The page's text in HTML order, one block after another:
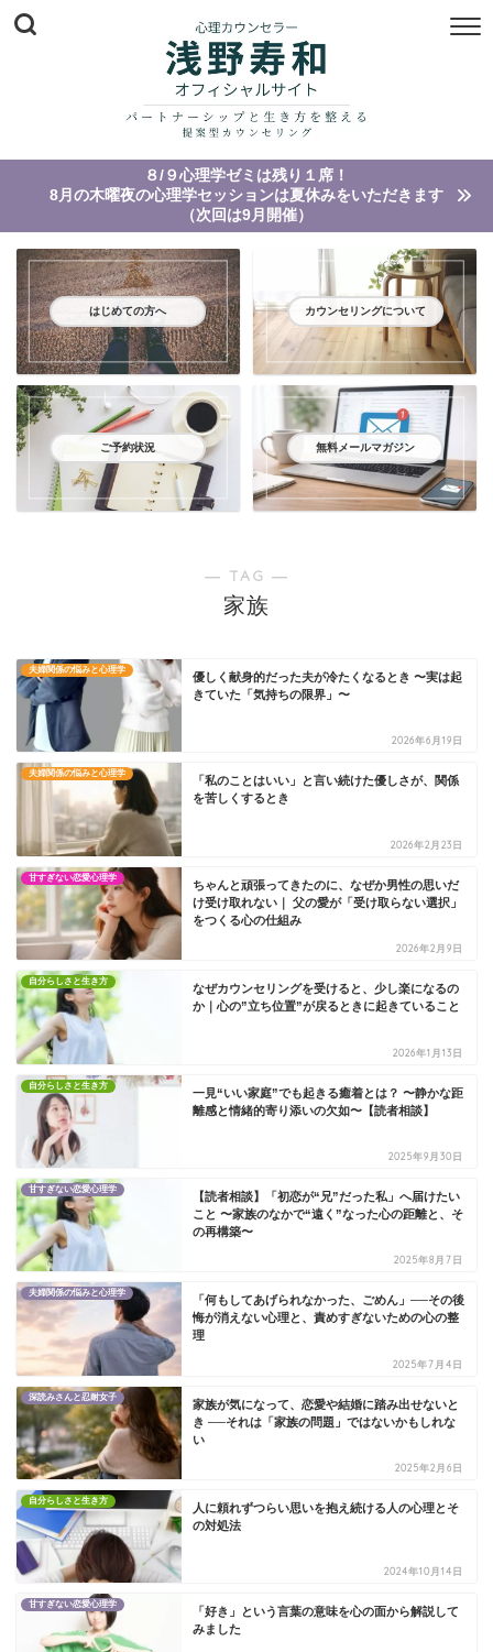
８/９心理学ゼミは残り１席！
8月の木曜夜の心理学セッションは夏休みをいただきます
（次回は9月開催）
はじめての方へ カウンセリングについて
ご予約状況 無料メールマガジン
― TAG ―
家族
夫婦関係の悩みと心理学
優しく献身的だった夫が冷たくなるとき 〜実は起
きていた「気持ちの限界」〜
2026年6月19日
夫婦関係の悩みと心理学
「私のことはいい」と言い続けた優しさが、関係
を苦しくするとき
2026年2月23日
甘すぎない恋愛心理学
ちゃんと頑張ってきたのに、なぜか男性の思いだ
け受け取れない｜ 父の愛が「受け取らない選択」
をつくる心の仕組み
2026年2月9日
自分らしさと生き方
なぜカウンセリングを受けると、少し楽になるの
か｜心の”立ち位置”が戻るときに起きていること
2026年1月13日
自分らしさと生き方
一見“いい家庭”でも起きる癒着とは？ 〜静かな距
離感と情緒的寄り添いの欠如〜【読者相談】
2025年9月30日
甘すぎない恋愛心理学
【読者相談】「初恋が“兄”だった私」へ届けたい
こと 〜家族のなかで“遠く”なった心の距離と、そ
の再構築〜
2025年8月7日
夫婦関係の悩みと心理学
「何もしてあげられなかった、ごめん」──その後
悔が消えない心理と、責めすぎないための心の整
理
2025年7月4日
深読みさんと忍耐女子
家族が気になって、恋愛や結婚に踏み出せないと
き ──それは「家族の問題」ではないかもしれな
い
2025年2月6日
自分らしさと生き方
人に頼れずつらい思いを抱え続ける人の心理とそ
の対処法
2024年10月14日
甘すぎない恋愛心理学
「好き」という言葉の意味を心の面から解説して
みました